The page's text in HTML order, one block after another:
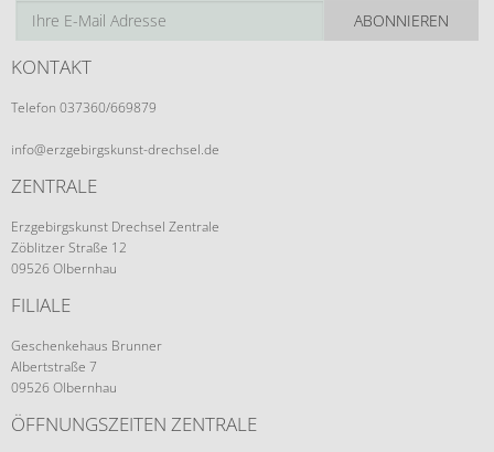
ABONNIEREN
KONTAKT
Telefon 037360/669879
info@erzgebirgskunst-drechsel.de
ZENTRALE
Erzgebirgskunst Drechsel Zentrale
Zöblitzer Straße 12
09526 Olbernhau
FILIALE
Geschenkehaus Brunner
Albertstraße 7
09526 Olbernhau
ÖFFNUNGSZEITEN ZENTRALE